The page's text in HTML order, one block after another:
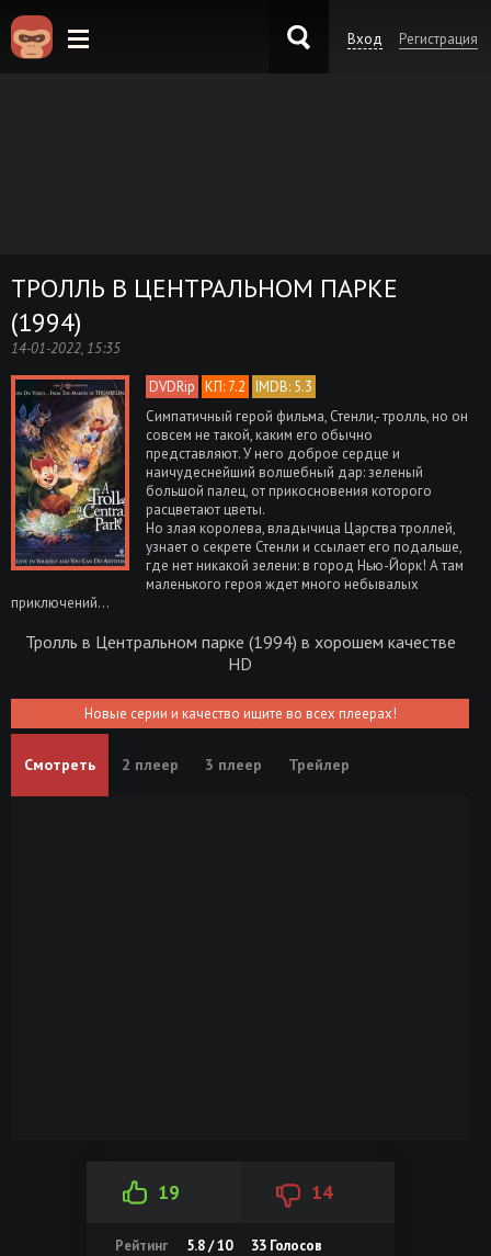
Вход Регистрация
ТРОЛЛЬ В ЦЕНТРАЛЬНОМ ПАРКЕ
(1994)
14-01-2022, 15:35
DVDRip КП: 7.2 IMDB: 5.3
Симпатичный герой фильма, Стенли,- тролль, но он
совсем не такой, каким его обычно
представляют. У него доброе сердце и
наичудеснейший волшебный дар: зеленый
большой палец, от прикосновения которого
расцветают цветы.
Но злая королева, владычица Царства троллей,
узнает о секрете Стенли и ссылает его подальше,
где нет никакой зелени: в город Нью-Йорк! А там
маленького героя ждет много небывалых
приключений...
Тролль в Центральном парке (1994) в хорошем качестве
HD
Новые серии и качество ищите во всех плеерах!
Смотреть 2 плеер 3 плеер Трейлер
19 14
Рейтинг 5.8 / 10 33Голосов